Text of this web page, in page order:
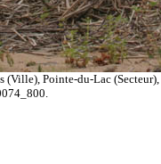
(Ville), Pointe-du-Lac (Secteur),